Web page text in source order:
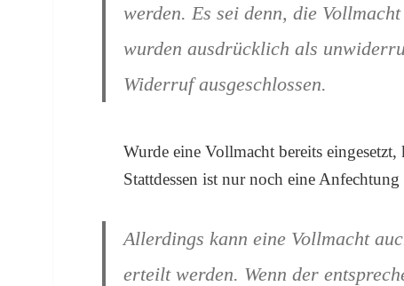
werden. Es sei denn, die
wurden ausdrücklich als
Widerruf ausgeschlossen.
Wurde eine Vollmacht bereits
Stattdessen ist nur noch eine
Allerdings kann eine Vollmacht
erteilt werden. Wenn der